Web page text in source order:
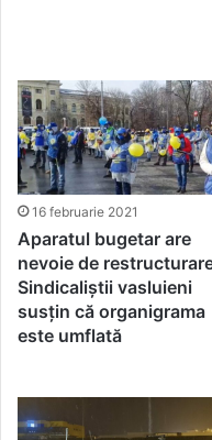
16 februarie 2021
Aparatul bugetar are
nevoie de
Sindicaliștii vasluieni
susțin că organigrama
este umflată